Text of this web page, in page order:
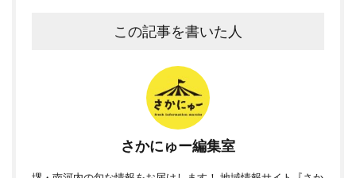
この記事を書いた人
さかにゅー編集室